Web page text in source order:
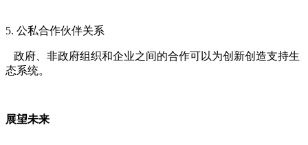
5. 公私合作伙伴关系
政府、非政府组织和企业之间的合作可以为创新创造支持生
态系统。
展望未来